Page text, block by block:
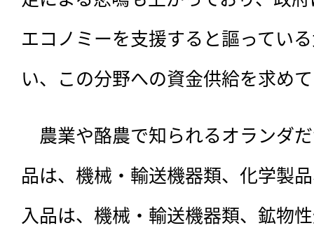
エコノミーを支援すると謳ってい
い、この分野への資金供給を求め
農業や酪農で知られるオランダ
品は、機械・輸送機器類、化学製
入品は、機械・輸送機器類、鉱物